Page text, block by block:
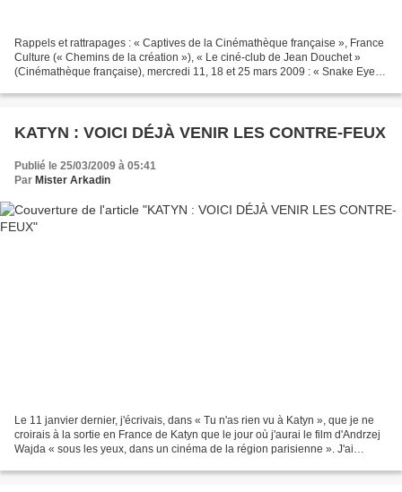
Rappels et rattrapages : « Captives de la Cinémathèque française », France
Culture (« Chemins de la création »), « Le ciné-club de Jean Douchet »
(Cinémathèque française), mercredi 11, 18 et 25 mars 2009 : « Snake Eyes,
KATYN : VOICI DÉJÀ VENIR LES CONTRE-FEUX
Publié le 25/03/2009 à 05:41
Par Mister Arkadin
Le 11 janvier dernier, j'écrivais, dans « Tu n'as rien vu à Katyn », que je ne
croirais à la sortie en France de Katyn que le jour où j'aurai le film d'Andrzej
Wajda « sous les yeux, dans un cinéma de la région parisienne ». J'ai